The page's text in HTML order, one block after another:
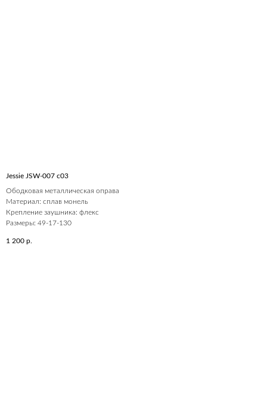
Jessie JSW-007 c03
Ободковая металлическая оправа
Материал: сплав монель
Крепление заушника: флекс
Размеры: 49-17-130
1 200 р.